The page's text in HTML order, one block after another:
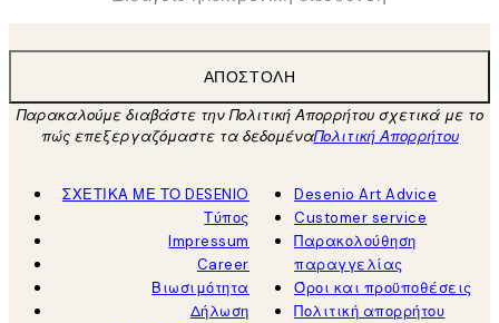
ΑΠΟΣΤΟΛΉ
Παρακαλούμε διαβάστε την Πολιτική Απορρήτου σχετικά με το
πώς επεξεργαζόμαστε τα δεδομέναΠολιτική Απορρήτου
ΣΧΕΤΙΚΑ ΜΕ ΤΟ DESENIO
Τύπος
Impressum
Career
Βιωσιμότητα
Δήλωση
Desenio Art Advice
Customer service
Παρακολούθηση
παραγγελίας
Όροι και προϋποθέσεις
Πολιτική απορρήτου